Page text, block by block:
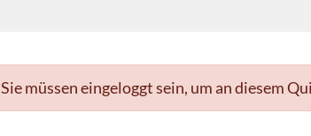
Sie müssen eingeloggt sein, um an diesem